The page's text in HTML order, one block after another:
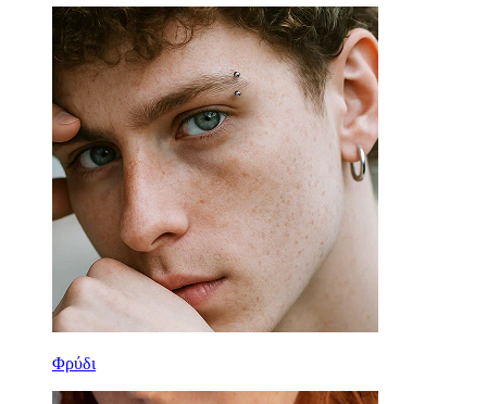
Φρύδι